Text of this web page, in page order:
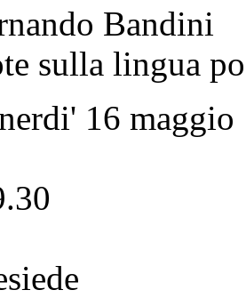
Bandini
sulla lingua
16 maggio